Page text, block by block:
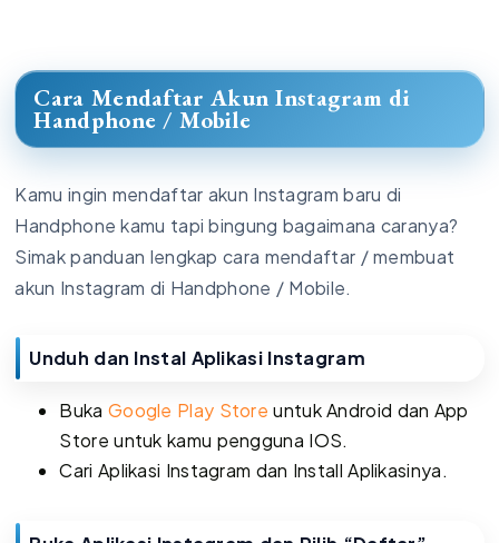
Cara Mendaftar Akun Instagram di
Handphone / Mobile
Kamu ingin mendaftar akun Instagram baru di
Handphone kamu tapi bingung bagaimana caranya?
Simak panduan lengkap cara mendaftar / membuat
akun Instagram di Handphone / Mobile.
Unduh dan Instal Aplikasi Instagram
Buka Google Play Store untuk Android dan App
Store untuk kamu pengguna IOS.
Cari Aplikasi Instagram dan Install Aplikasinya.